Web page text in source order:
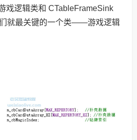
戏逻辑类和 CTableFrameSink
就最关键的一个类——游戏逻辑